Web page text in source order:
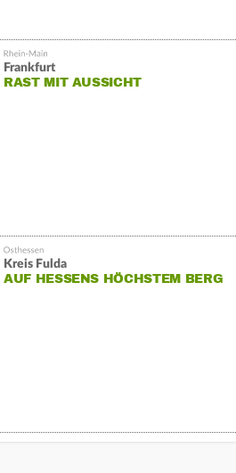
Frankfurt
RAST MIT AUSSICHT
Kreis Fulda
AUF HESSENS HÖCHSTEM BERG